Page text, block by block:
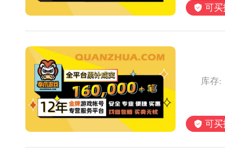
可买
库存:
可买